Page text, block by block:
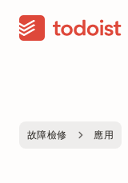
故障檢修 應用